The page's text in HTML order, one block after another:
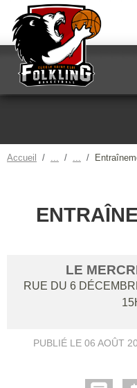
Accueil
LE
RUE DU 6
PUBLIÉ LE 06 AOÛT
Panneau de gestion des